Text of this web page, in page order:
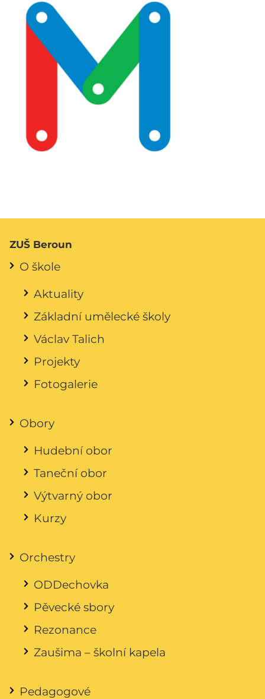
ZUŠ Beroun
O škole
Aktuality
Základní umělecké školy
Václav Talich
Projekty
Fotogalerie
Obory
Hudební obor
Taneční obor
Výtvarný obor
Kurzy
Orchestry
ODDechovka
Pěvecké sbory
Rezonance
Zaušima – školní kapela
Pedagogové